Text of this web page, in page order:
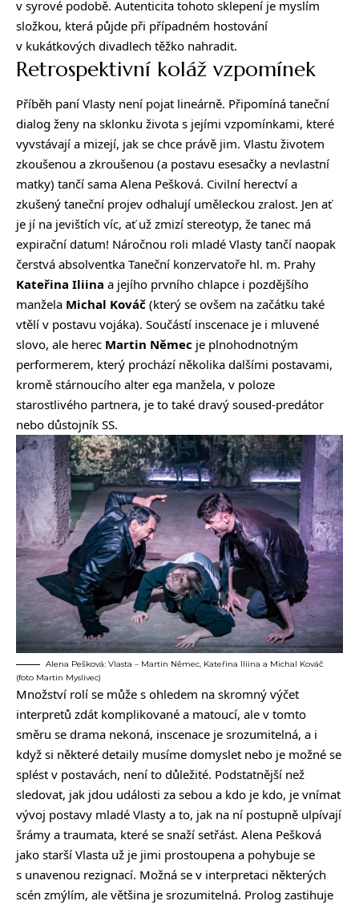
v syrové podobě. Autenticita tohoto sklepení je myslím
složkou, která půjde při případném hostování
v kukátkových divadlech těžko nahradit.
Retrospektivní koláž vzpomínek
Příběh paní Vlasty není pojat lineárně. Připomíná taneční
dialog ženy na sklonku života s jejími vzpomínkami, které
vyvstávají a mizejí, jak se chce právě jim. Vlastu životem
zkoušenou a zkroušenou (a postavu esesačky a nevlastní
matky) tančí sama Alena Pešková. Civilní herectví a
zkušený taneční projev odhalují uměleckou zralost. Jen ať
je jí na jevištích víc, ať už zmizí stereotyp, že tanec má
expirační datum! Náročnou roli mladé Vlasty tančí naopak
čerstvá absolventka Taneční konzervatoře hl. m. Prahy
Kateřina Iliina a jejího prvního chlapce i pozdějšího
manžela Michal Kováč (který se ovšem na začátku také
vtělí v postavu vojáka). Součástí inscenace je i mluvené
slovo, ale herec Martin Němec je plnohodnotným
performerem, který prochází několika dalšími postavami,
kromě stárnoucího alter ega manžela, v poloze
starostlivého partnera, je to také dravý soused-predátor
nebo důstojník SS.
Alena Pešková: Vlasta – Martin Němec, Kateřina Iliina a Michal Kováč
(foto Martin Myslivec)
Množství rolí se může s ohledem na skromný výčet
interpretů zdát komplikované a matoucí, ale v tomto
směru se drama nekoná, inscenace je srozumitelná, a i
když si některé detaily musíme domyslet nebo je možné se
splést v postavách, není to důležité. Podstatnější než
sledovat, jak jdou události za sebou a kdo je kdo, je vnímat
vývoj postavy mladé Vlasty a to, jak na ní postupně ulpívají
šrámy a traumata, které se snaží setřást. Alena Pešková
jako starší Vlasta už je jimi prostoupena a pohybuje se
s unavenou rezignací. Možná se v interpretaci některých
scén zmýlím, ale většina je srozumitelná. Prolog zastihuje